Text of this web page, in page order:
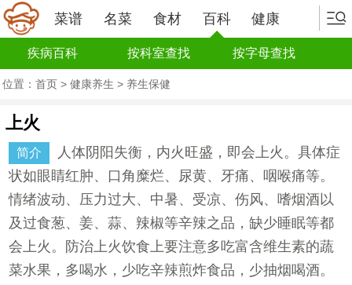
菜谱 名菜 食材 百科 健康
疾病百科 按科室查找 按字母查找
位置： 首页 > 健康养生 > 养生保健
上火
简介
人体阴阳失衡，内火旺盛，即会上火。具体症
状如眼睛红肿、口角糜烂、尿黄、牙痛、咽喉痛等。
情绪波动、压力过大、中暑、受凉、伤风、嗜烟酒以
及过食葱、姜、蒜、辣椒等辛辣之品，缺少睡眠等都
会上火。防治上火饮食上要注意多吃富含维生素的蔬
菜水果，多喝水，少吃辛辣煎炸食品，少抽烟喝酒。